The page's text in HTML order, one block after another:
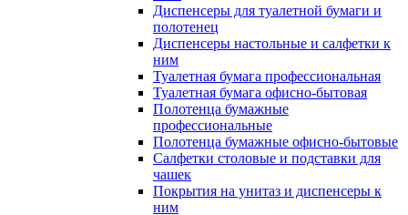
Диспенсеры для туалетной бумаги и
полотенец
Диспенсеры настольные и салфетки к
ним
Туалетная бумага профессиональная
Туалетная бумага офисно-бытовая
Полотенца бумажные
профессиональные
Полотенца бумажные офисно-бытовые
Салфетки столовые и подставки для
чашек
Покрытия на унитаз и диспенсеры к
ним